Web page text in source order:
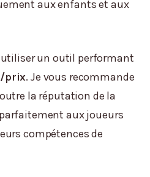
aux enfants et aux
un outil performant
prix. Je vous recommande
la réputation de la
aux joueurs
compétences de